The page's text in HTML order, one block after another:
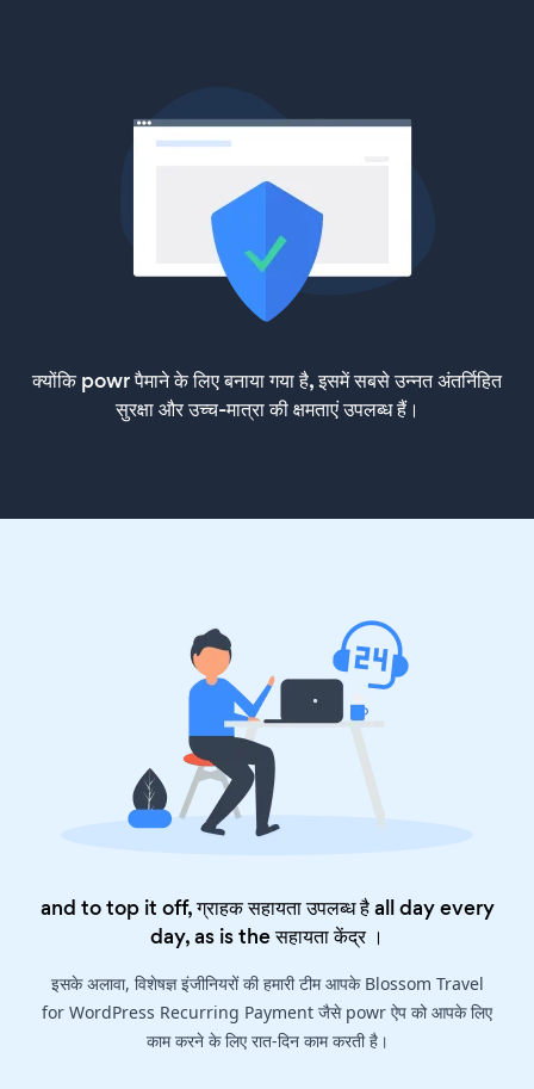
क्योंकि powr पैमाने के लिए बनाया गया है, इसमें सबसे उन्नत अंतर्निहित
सुरक्षा और उच्च-मात्रा की क्षमताएं उपलब्ध हैं।
and to top it off, ग्राहक सहायता उपलब्ध है all day every
day, as is theसहायता केंद्र।
इसके अलावा, विशेषज्ञ इंजीनियरों की हमारी टीम आपके Blossom Travel
for WordPress Recurring Payment जैसे powr ऐप को आपके लिए
काम करने के लिए रात-दिन काम करती है।